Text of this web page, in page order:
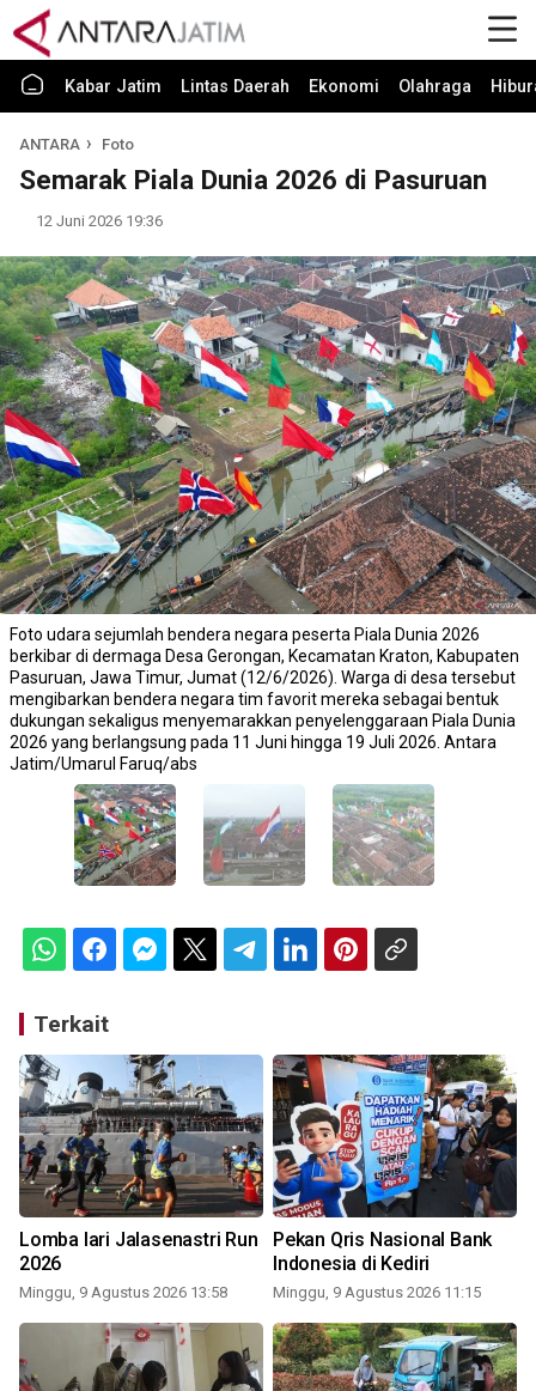
Kabar Jatim Lintas Daerah Ekonomi Olahraga
ANTARA Foto
Semarak Piala Dunia 2026 di Pasuruan
12 Juni 2026 19:36
Foto udara sejumlah bendera negara peserta Piala Dunia 2026
berkibar di dermaga Desa Gerongan, Kecamatan Kraton, Kabupaten
Pasuruan, Jawa Timur, Jumat (12/6/2026). Warga di desa tersebut
mengibarkan bendera negara tim favorit mereka sebagai bentuk
dukungan sekaligus menyemarakkan penyelenggaraan Piala Dunia
2026 yang berlangsung pada 11 Juni hingga 19 Juli 2026. Antara
Jatim/Umarul Faruq/abs
Terkait
Lomba lari Jalasenastri Run
2026
Minggu, 9 Agustus 2026 13:58
Pekan Qris Nasional Bank
Indonesia di Kediri
Minggu, 9 Agustus 2026 11:15